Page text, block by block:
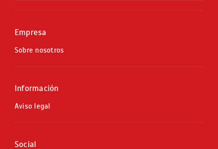
Empresa
Sobre nosotros
Información
Aviso legal
Social